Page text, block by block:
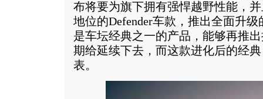
布将要为旗下拥有强悍越野性能，
地位的Defender车款，推出全面升
是车坛经典之一的产品，能够再推
期给延续下去，而这款进化后的经
表。